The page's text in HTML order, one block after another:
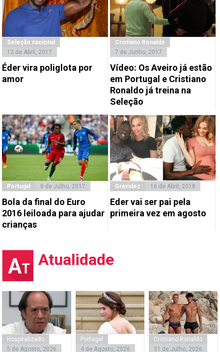
Seleção nacional
12 de Abril, 2017
Éder vira poliglota por
amor
Cristiano Ronaldo
7 de Junho, 2017
Vídeo: Os Aveiro já estão
em Portugal e Cristiano
Ronaldo já treina na
Seleção
Portugal 8 de Julho, 2017
Bola da final do Euro
2016 leiloada para ajudar
crianças
Gravidez 16 de Abril, 2018
Eder vai ser pai pela
primeira vez em agosto
Atualidade
Hospitalizado
5 de Agosto, 2026
Portugal
4 de Agosto, 2026
Cristiano Ronaldo
31 de Julho, 2026